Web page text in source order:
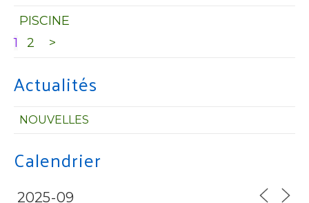
PISCINE
1
2 >
Actualités
NOUVELLES
Calendrier